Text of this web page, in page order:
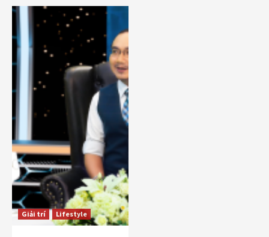
Giải trí Lifestyle